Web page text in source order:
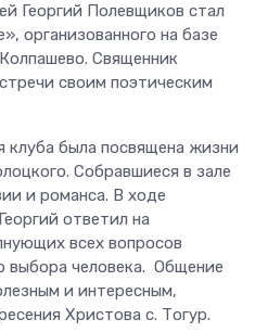
Георгий Полевщиков стал
организованного на базе
Священник
своим поэтическим
клуба была посвящена жизни
Собравшиеся в зале
и романса. В ходе
ответил на
всех вопросов
выбора человека. Общение
и интересным,
Христова с. Тогур.